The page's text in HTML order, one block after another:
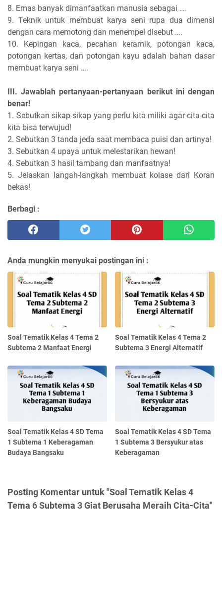
8. Emas banyak dimanfaatkan manusia sebagai ….
9. Teknik untuk membuat karya seni rupa dua dimensi
dengan cara memotong dan menempel disebut ….
10. Kepingan kaca, pecahan keramik, potongan kaca,
potongan kertas, dan potongan kayu adalah bahan dasar
membuat karya seni ….
III. Jawablah pertanyaan-pertanyaan berikut ini dengan
benar!
1. Sebutkan sikap-sikap yang perlu kita miliki agar cita-cita
kita bisa terwujud!
2. Sebutkan 3 tanda jeda saat membaca puisi dan artinya!
3. Sebutkan 4 upaya untuk melestarikan hewan!
4. Sebutkan 3 hasil tambang dan manfaatnya!
5. Jelaskan langah-langkah membuat kolase dari Koran
bekas!
Berbagi :
Anda mungkin menyukai postingan ini :
Soal Tematik Kelas 4 Tema 2
Subtema 2 Manfaat Energi
Soal Tematik Kelas 4 Tema 2
Subtema 3 Energi Alternatif
Soal Tematik Kelas 4 SD Tema
1 Subtema 1 Keberagaman
Budaya Bangsaku
Soal Tematik Kelas 4 SD Tema
1 Subtema 3 Bersyukur atas
Keberagaman
Posting Komentar untuk "Soal Tematik Kelas 4
Tema 6 Subtema 3 Giat Berusaha Meraih Cita-Cita"